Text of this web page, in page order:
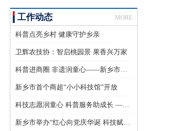
工作动态 MORE
科普点亮乡村 健康守护乡亲
卫辉农技协：智启桃园景 果香兴万家
科普进商圈 非遗润童心——新乡市第二家商超“小小科技馆”开放
新乡市首个商超“小小科技馆”开放
科技志愿润童心 科普服务助成长 ——新乡市科协开展大学生暑期科技志愿服务活动
新乡市举办“红心向党庆华诞 科技赋能筑平安”反邪教科普宣传进公园主题活动